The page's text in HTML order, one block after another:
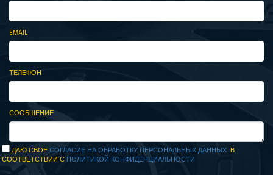
EMAIL
ТЕЛЕФОН
СООБЩЕНИЕ
ДАЮ СВОЕСОГЛАСИЕ НА ОБРАБОТКУ ПЕРСОНАЛЬНЫХ ДАННЫХ В
СООТВЕТСТВИИ С ПОЛИТИКОЙ КОНФИДЕНЦИАЛЬНОСТИ